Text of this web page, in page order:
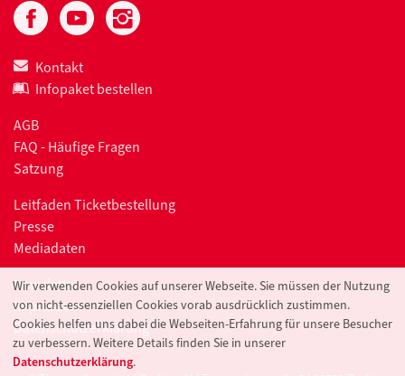
Kontakt
Infopaket bestellen
AGB
FAQ - Häufige Fragen
Satzung
Leitfaden Ticketbestellung
Presse
Mediadaten
Newsletter
Impressum
Datenschutzerklärung
Wir verwenden Cookies auf unserer Webseite. Sie müssen der Nutzung
von nicht-essenziellen Cookies vorab ausdrücklich zustimmen.
Cookies helfen uns dabei die Webseiten-Erfahrung für unsere Besucher
zu verbessern. Weitere Details finden Sie in unserer
Datenschutzerklärung.